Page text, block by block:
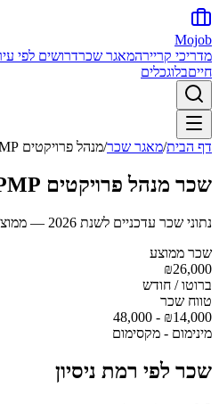
Mojob
מדריכי קריירהמאגר שכרדרושים לפי
חייםבלוגכלים
דף הבית/מאגר שכר/מנהל פרויקטים PMP
שכר מנהל פרויקטים PMP
נתוני שכר עדכניים לשנת 2026 — ממוצע חודשי ברוטו
שכר ממוצע
₪26,000
ברוטו / חודש
טווח שכר
₪14,000
-
48,000
מינימום - מקסימום
שכר לפי רמת ניסיון